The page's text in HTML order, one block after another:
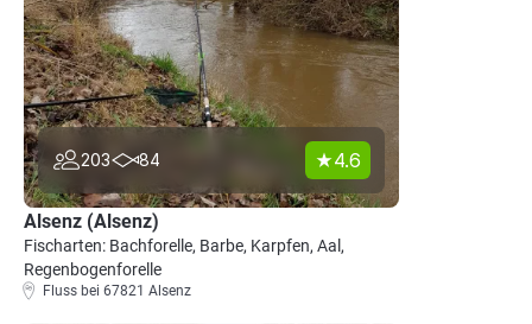
203 84 4.6
Alsenz (Alsenz)
Fischarten: Bachforelle, Barbe, Karpfen, Aal,
Regenbogenforelle
Fluss bei 67821 Alsenz